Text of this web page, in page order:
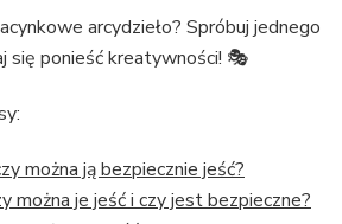
arcydzieło? Spróbuj jednego
się ponieść kreatywności! 🎭
można ją bezpiecznie jeść?
można je jeść i czy jest bezpieczne?